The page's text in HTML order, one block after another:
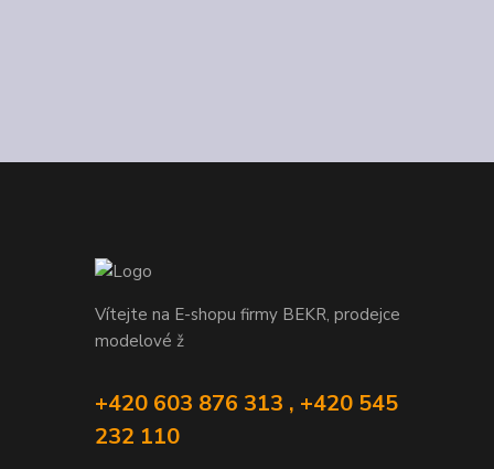
Vítejte na E-shopu firmy BEKR, prodejce
modelové ž
+420 603 876 313 , +420 545
232 110